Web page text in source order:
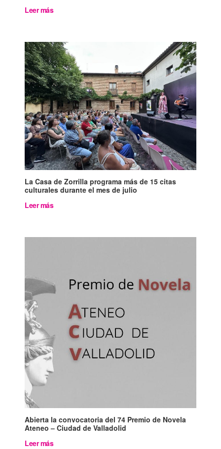
Leer más
La Casa de Zorrilla programa más de 15 citas
culturales durante el mes de julio
Leer más
Abierta la convocatoria del 74 Premio de Novela
Ateneo – Ciudad de Valladolid
Leer más